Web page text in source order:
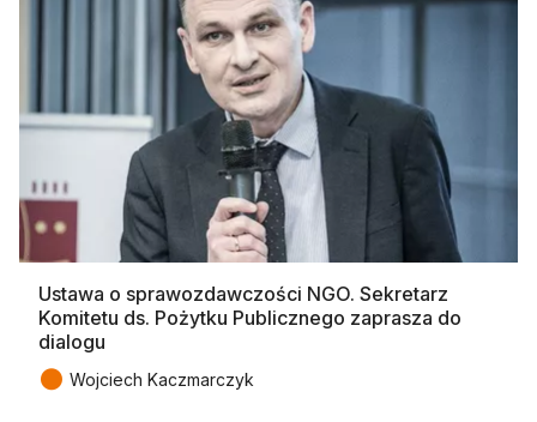
Ustawa o sprawozdawczości NGO. Sekretarz
Komitetu ds. Pożytku Publicznego zaprasza do
dialogu
● Wojciech Kaczmarczyk